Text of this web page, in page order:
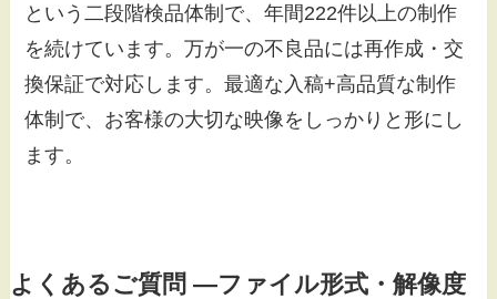
という二段階検品体制で、年間222件以上の制作
を続けています。万が一の不良品には再作成・交
換保証で対応します。最適な入稿+高品質な制作
体制で、お客様の大切な映像をしっかりと形にし
ます。
よくあるご質問 ―ファイル形式・解像度